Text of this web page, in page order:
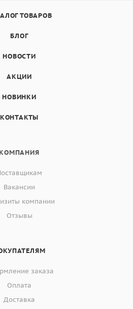
ТОВАРОВ
БЛОГ
НОВОСТИ
АКЦИИ
НОВИНКИ
КОНТАКТЫ
Вакансии
компании
Отзывы
заказа
Оплата
Доставка